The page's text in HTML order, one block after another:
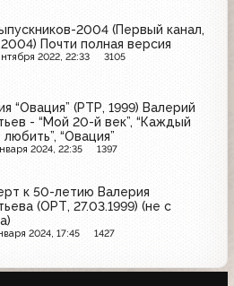
2004 (Первый канал,
Почти полная версия
2022, 22:33 3105
“Овация” (РТР, 1999) Валерий
- “Мой 20-й век”, “Каждый
любить”, “Овация”
2024, 22:35 1397
к 50-летию Валерия
(ОРТ, 27.03.1999) (не с
2024, 17:45 1427